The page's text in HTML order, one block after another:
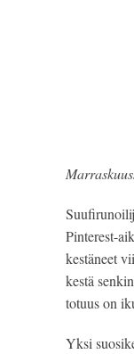
Pinterest-
kestäneet
kestä
totuus on
Yksi